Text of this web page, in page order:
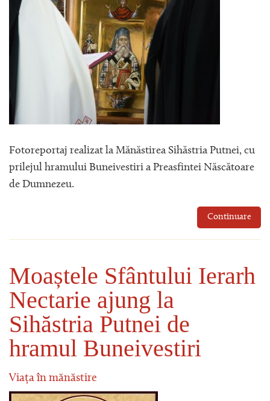
Fotoreportaj realizat la Mănăstirea Sihăstria Putnei, cu
prilejul hramului Buneivestiri a Preasfintei Născătoare
de Dumnezeu.
Continuare
Moaștele Sfântului Ierarh
Nectarie ajung la
Sihăstria Putnei de
hramul Buneivestiri
Viața în mănăstire